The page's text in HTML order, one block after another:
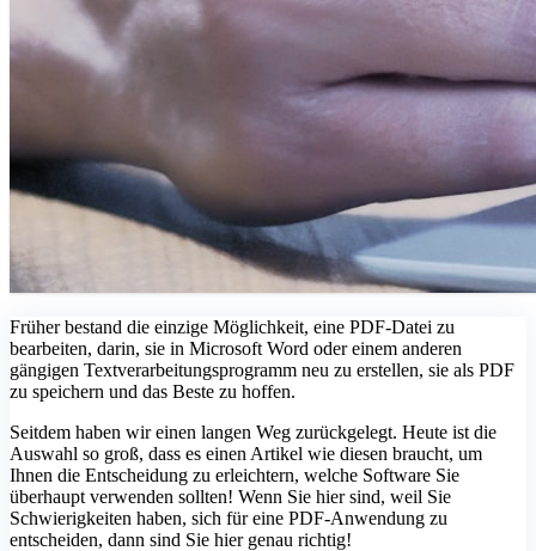
Früher bestand die einzige Möglichkeit, eine PDF-Datei zu
bearbeiten, darin, sie in Microsoft Word oder einem anderen
gängigen Textverarbeitungsprogramm neu zu erstellen, sie als PDF
zu speichern und das Beste zu hoffen.
Seitdem haben wir einen langen Weg zurückgelegt. Heute ist die
Auswahl so groß, dass es einen Artikel wie diesen braucht, um
Ihnen die Entscheidung zu erleichtern, welche Software Sie
überhaupt verwenden sollten! Wenn Sie hier sind, weil Sie
Schwierigkeiten haben, sich für eine PDF-Anwendung zu
entscheiden, dann sind Sie hier genau richtig!